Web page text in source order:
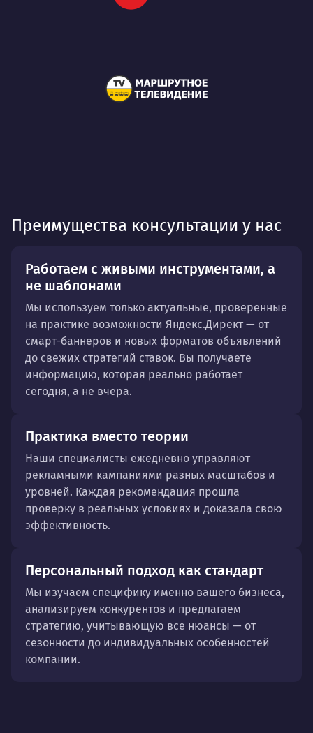
Преимущества консультации у нас
Работаем с живыми инструментами, а
не шаблонами
Мы используем только актуальные, проверенные
на практике возможности Яндекс.Директ — от
смарт-баннеров и новых форматов объявлений
до свежих стратегий ставок. Вы получаете
информацию, которая реально работает
сегодня, а не вчера.
Практика вместо теории
Наши специалисты ежедневно управляют
рекламными кампаниями разных масштабов и
уровней. Каждая рекомендация прошла
проверку в реальных условиях и доказала свою
эффективность.
Персональный подход как стандарт
Мы изучаем специфику именно вашего бизнеса,
анализируем конкурентов и предлагаем
стратегию, учитывающую все нюансы — от
сезонности до индивидуальных особенностей
компании.